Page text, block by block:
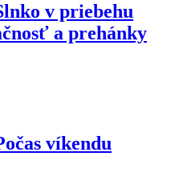
v priebehu
a prehánky
víkendu